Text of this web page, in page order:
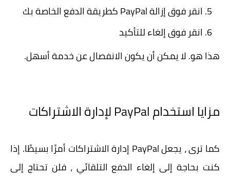
انقر فوق إزالة PayPal كطريقة الدفع الخاصة بك
انقر فوق إلغاء للتأكيد
هذا هو. لا يمكن أن يكون الانفصال عن خدمة أسهل.
مزايا استخدام PayPal لإدارة الاشتراكات
كما ترى ، يجعل PayPal إدارة الاشتراكات أمرًا بسيطًا. إذا
كنت بحاجة إلى إلغاء الدفع التلقائي ، فلن تحتاج إلى